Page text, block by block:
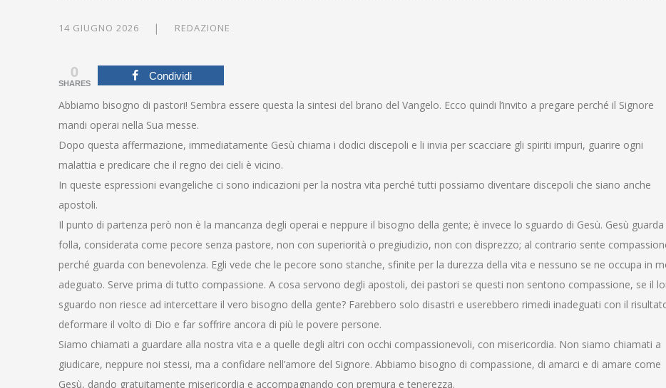
14 GIUGNO 2026 REDAZIONE
0
SHARES
Condividi
Abbiamo bisogno di pastori! Sembra essere questa la sintesi del brano del Vangelo. Ecco quindi l’invito a pregare perché il Signore
mandi operai nella Sua messe.
Dopo questa affermazione, immediatamente Gesù chiama i dodici discepoli e li invia per scacciare gli spiriti impuri, guarire ogni
malattia e predicare che il regno dei cieli è vicino.
In queste espressioni evangeliche ci sono indicazioni per la nostra vita perché tutti possiamo diventare discepoli che siano anche
apostoli.
Il punto di partenza però non è la mancanza degli operai e neppure il bisogno della gente; è invece lo sguardo di Gesù. Gesù guarda
folla, considerata come pecore senza pastore, non con superiorità o pregiudizio, non con disprezzo; al contrario sente
perché guarda con benevolenza. Egli vede che le pecore sono stanche, sfinite per la durezza della vita e nessuno se ne occupa in
adeguato. Serve prima di tutto compassione. A cosa servono degli apostoli, dei pastori se questi non sentono compassione, se il
sguardo non riesce ad intercettare il vero bisogno della gente? Farebbero solo disastri e userebbero rimedi inadeguati con il
deformare il volto di Dio e far soffrire ancora di più le povere persone.
Siamo chiamati a guardare alla nostra vita e a quelle degli altri con occhi compassionevoli, con misericordia. Non siamo chiamati a
giudicare, neppure noi stessi, ma a confidare nell’amore del Signore. Abbiamo bisogno di compassione, di amarci e di amare come
Gesù, dando gratuitamente misericordia e accompagnando con premura e tenerezza.